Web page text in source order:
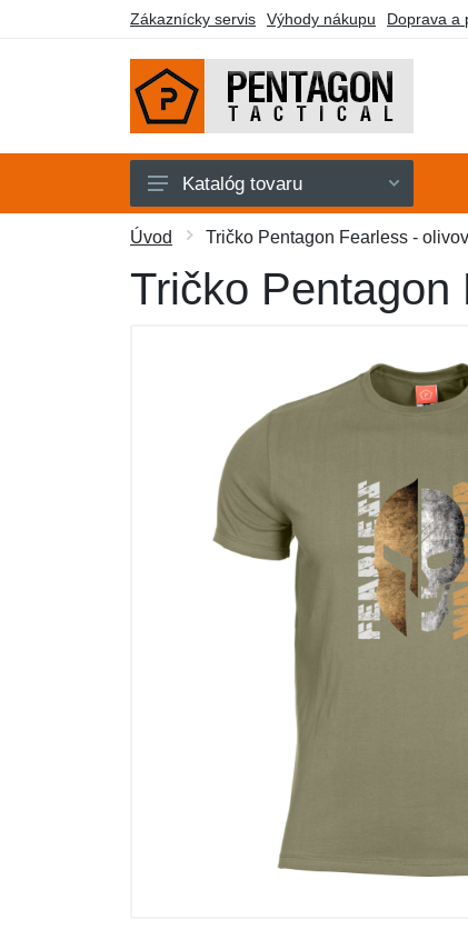
Zákaznícky servis Výhody nákupu Doprava a
Pánske
Dámske
Taktické vybavenie
Darčekové poukazy
Výpredaj
Katalóg tovaru
Úvod Tričko Pentagon Fearless -
Tričko Pentagon